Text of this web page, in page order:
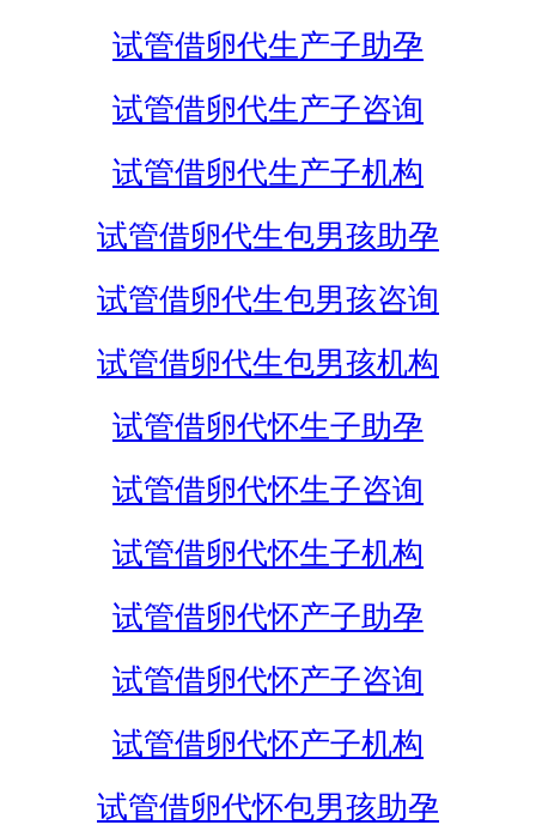
试管借卵代生产子助孕
试管借卵代生产子咨询
试管借卵代生产子机构
试管借卵代生包男孩助孕
试管借卵代生包男孩咨询
试管借卵代生包男孩机构
试管借卵代怀生子助孕
试管借卵代怀生子咨询
试管借卵代怀生子机构
试管借卵代怀产子助孕
试管借卵代怀产子咨询
试管借卵代怀产子机构
试管借卵代怀包男孩助孕